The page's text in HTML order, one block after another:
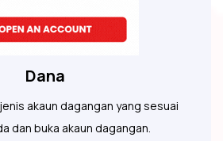
Dana
akaun dagangan yang sesuai
dan buka akaun dagangan.